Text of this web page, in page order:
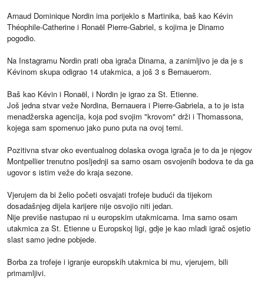
Arnaud Dominique Nordin ima porijeklo s Martinika, baš kao Kévin
Théophile-Catherine i Ronaël Pierre-Gabriel, s kojima je Dinamo
pogodio.
Na Instagramu Nordin prati oba igrača Dinama, a zanimljivo je da je s
Kévinom skupa odigrao 14 utakmica, a još 3 s Bernauerom.
Baš kao Kévin i Ronaël, i Nordin je igrao za St. Etienne.
Još jedna stvar veže Nordina, Bernauera i Pierre-Gabriela, a to je ista
menadžerska agencija, koja pod svojim "krovom" drži i Thomassona,
kojega sam spomenuo jako puno puta na ovoj temi.
Pozitivna stvar oko eventualnog dolaska ovoga igrača je to da je njegov
Montpellier trenutno posljednji sa samo osam osvojenih bodova te da ga
ugovor s istim veže do kraja sezone.
Vjerujem da bi želio početi osvajati trofeje budući da tijekom
dosadašnjeg dijela karijere nije osvojio niti jedan.
Nije previše nastupao ni u europskim utakmicama. Ima samo osam
utakmica za St. Etienne u Europskoj ligi, gdje je kao mladi igrač osjetio
slast samo jedne pobjede.
Borba za trofeje i igranje europskih utakmica bi mu, vjerujem, bili
primamljivi.